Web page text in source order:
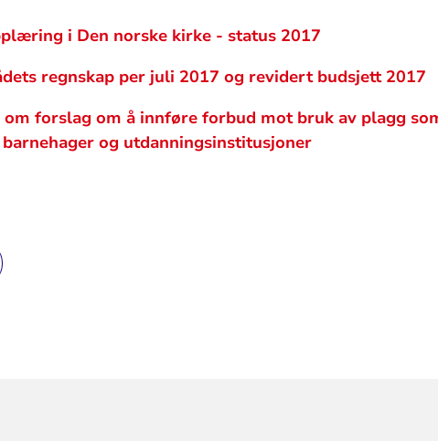
i Den norske kirke - status 2017
regnskap per juli 2017 og revidert budsjett 2017
om forslag om å innføre forbud mot bruk av plagg
og utdanningsinstitusjoner